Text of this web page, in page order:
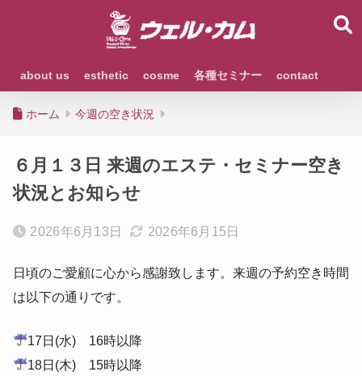
about us esthetic cosme 各種セミナー contact
ホーム 今週の空き状況
６月１３日 来週のエステ・セミナー空き
状況とお知らせ
2026年6月13日 2026年6月15日
日頃のご愛顧に心から感謝致します。来週の予約空き時間
は以下の通りです。
17日(水) 16時以降
18日(木) 15時以降